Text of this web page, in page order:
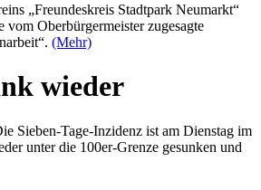
„Freundeskreis Stadtpark Neumarkt“
Oberbürgermeister zugesagte
(Mehr)
wieder
Sieben-Tage-Inzidenz ist am Dienstag im
unter die 100er-Grenze gesunken und